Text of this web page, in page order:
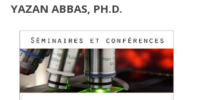
YAZAN ABBAS, PH.D.